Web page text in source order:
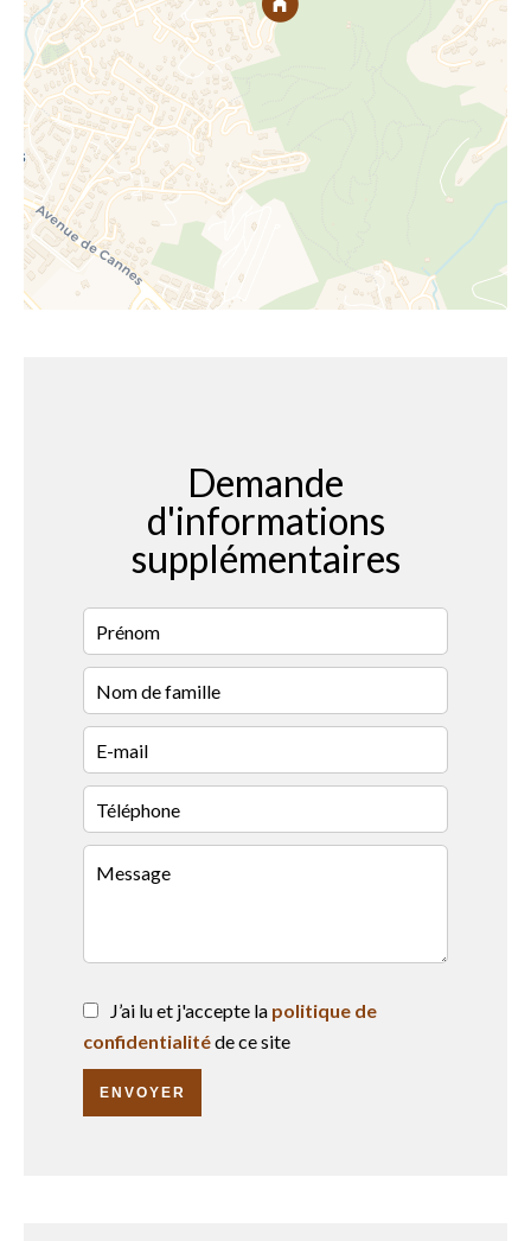
Demande
d'informations
supplémentaires
J’ai lu et j'accepte la politique de
confidentialitéde ce site
ENVOYER